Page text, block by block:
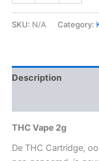
SKU: N/A Category:
Description
THC Vape 2g
De THC Cartridge,